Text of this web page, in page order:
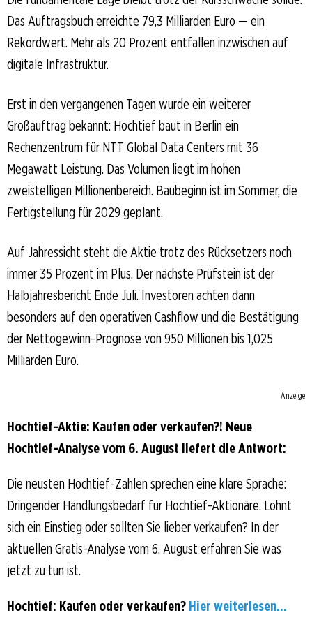
Das Auftragsbuch erreichte 79,3 Milliarden Euro — ein
Rekordwert. Mehr als 20 Prozent entfallen inzwischen auf
digitale Infrastruktur.
Erst in den vergangenen Tagen wurde ein weiterer
Großauftrag bekannt: Hochtief baut in Berlin ein
Rechenzentrum für NTT Global Data Centers mit 36
Megawatt Leistung. Das Volumen liegt im hohen
zweistelligen Millionenbereich. Baubeginn ist im Sommer, die
Fertigstellung für 2029 geplant.
Auf Jahressicht steht die Aktie trotz des Rücksetzers noch
immer 35 Prozent im Plus. Der nächste Prüfstein ist der
Halbjahresbericht Ende Juli. Investoren achten dann
besonders auf den operativen Cashflow und die Bestätigung
der Nettogewinn-Prognose von 950 Millionen bis 1,025
Milliarden Euro.
Anzeige
Hochtief-Aktie: Kaufen oder verkaufen?! Neue
Hochtief-Analyse vom 6. August liefert die Antwort:
Die neusten Hochtief-Zahlen sprechen eine klare Sprache:
Dringender Handlungsbedarf für Hochtief-Aktionäre. Lohnt
sich ein Einstieg oder sollten Sie lieber verkaufen? In der
aktuellen Gratis-Analyse vom 6. August erfahren Sie was
jetzt zu tun ist.
Hochtief: Kaufen oder verkaufen? Hier weiterlesen...